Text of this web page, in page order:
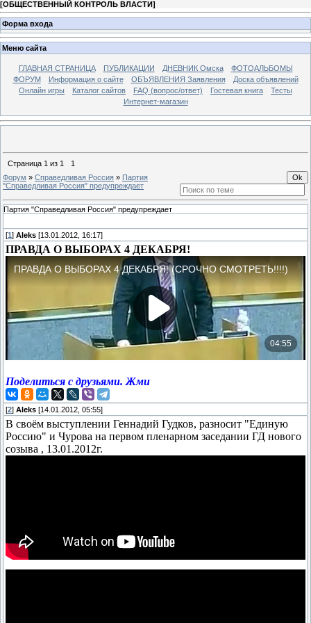
[ОБЩЕСТВЕННЫЙ КОНТРОЛЬ ВЛАСТИ]
Форма входа
Меню сайта
ГЛАВНАЯ СТРАНИЦА ПУБЛИКАЦИИ ДНЕВНИК Омска
ФОТОАЛЬБОМЫ
ФОРУМ
Информация о сайте ОБЪЯВЛЕНИЯ Заявления
Доска объявлений
Онлайн игры
Каталог сайтов FAQ (вопрос/ответ) Гостевая книга
Тесты
Интернет-магазин
Страница 1 из 1
1
Форум » Справедливая Россия » Партия
"Справедливая Россия" предупреждает
Партия "Справедливая Россия" предупреждает
[1 ] Aleks [13.01.2012, 16:17]
ПРАВДА О ВЫБОРАХ 4 ДЕКАБРЯ!
Поделиться с друзьями. Жми
[2] Aleks [14.01.2012, 05:55]
В своём выступлении Геннадий Гудков, разносит "Единую
Россию" и Чурова на первом пленарном заседании ГД нового
созыва , 13.01.2012г.